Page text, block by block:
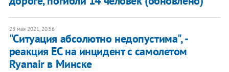
23 мая 2021, 20:56
"Ситуация абсолютно недопустима", -
реакция ЕС на инцидент с самолетом
Ryanair в Минске